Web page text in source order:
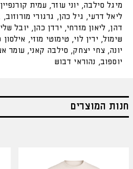
מיגל סילבה, יוני עוזר, עמית
ליאל דרעי, גיל כהן, גרגורי
דהן, ליאון מזרחי, ירדן כהן, יובל
שימול, ירין לוי, טימוטי מוזי,
יונה, צחי יצחק, סילבה קאני, עומר
יוספוב, נהוראי דבוש
חנות המוצרים